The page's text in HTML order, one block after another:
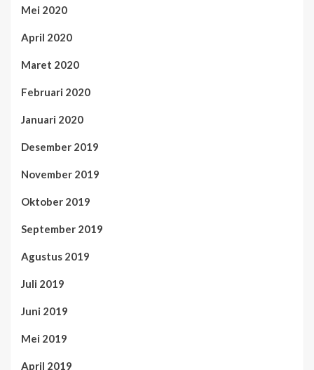
Mei 2020
April 2020
Maret 2020
Februari 2020
Januari 2020
Desember 2019
November 2019
Oktober 2019
September 2019
Agustus 2019
Juli 2019
Juni 2019
Mei 2019
April 2019